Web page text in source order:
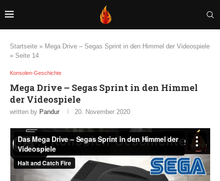
Startseite » Mega Drive – Segas Sprint in den Himmel der Videospiele
» Seite 14
Konsolen-Geschichte
Mega Drive – Segas Sprint in den Himmel
der Videospiele
written by Pandur 20. November 2020